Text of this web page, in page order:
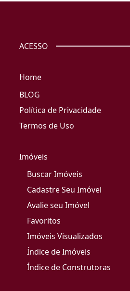
ACESSO
Home
BLOG
Política de Privacidade
Termos de Uso
Imóveis
Buscar Imóveis
Cadastre Seu Imóvel
Avalie seu Imóvel
Favoritos
Imóveis Visualizados
Índice de Imóveis
Índice de Construtoras